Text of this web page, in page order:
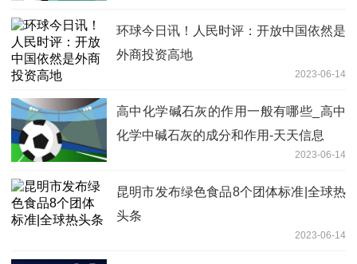
环球今日讯！人民时评：开放中国依然是
外商投资高地
2023-06-14
高中化学碱石灰的作用一般有哪些_高中
化学中碱石灰的成分和作用-天天信息
2023-06-14
昆明市发布绿色食品8个团体标准|全球热
头条
2023-06-14